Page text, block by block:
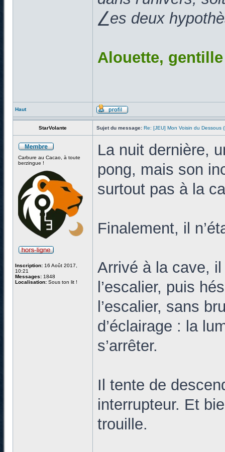
⎳es deux
Alouette,
Haut
StarVolante Sujet du message: Re: [JEU] Mon Voisin du Dessous
Carbure au Cacao, à toute
berzingue !
Inscription: 16 Août 2017,
10:21
Messages: 1848
Localisation: Sous ton lit !
La nuit dernière,
pong, mais son
surtout pas à la
Finalement, il
Arrivé à la cave,
l’escalier, puis
l’escalier, sans
d’éclairage : la
s’arrêter.
Il tente de
interrupteur. Et
trouille.